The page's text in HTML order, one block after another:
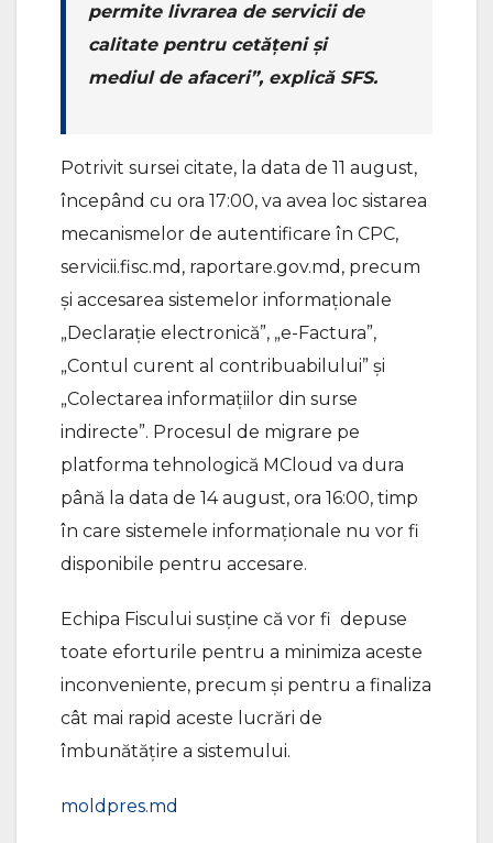
permite livrarea de servicii de
calitate pentru cetățeni și
mediul de afaceri”, explică SFS.
Potrivit sursei citate, la data de 11 august,
începând cu ora 17:00, va avea loc sistarea
mecanismelor de autentificare în CPC,
servicii.fisc.md, raportare.gov.md, precum
și accesarea sistemelor informaționale
„Declarație electronică”, „e-Factura”,
„Contul curent al contribuabilului” și
„Colectarea informațiilor din surse
indirecte”. Procesul de migrare pe
platforma tehnologică MCloud va dura
până la data de 14 august, ora 16:00, timp
în care sistemele informaționale nu vor fi
disponibile pentru accesare.
Echipa Fiscului susţine că vor fi depuse
toate eforturile pentru a minimiza aceste
inconveniente, precum și pentru a finaliza
cât mai rapid aceste lucrări de
îmbunătățire a sistemului.
moldpres.md